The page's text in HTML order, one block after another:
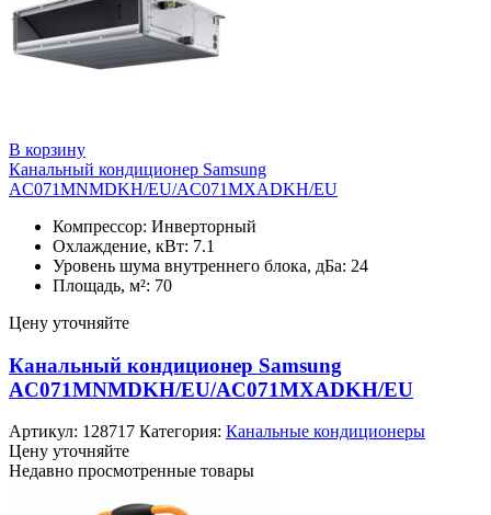
В корзину
Канальный кондиционер Samsung
AC071MNMDKH/EU/AC071MXADKH/EU
Компрессор: Инверторный
Охлаждение, кВт: 7.1
Уровень шума внутреннего блока, дБа: 24
Площадь, м²: 70
Цену уточняйте
Канальный кондиционер Samsung
AC071MNMDKH/EU/AC071MXADKH/EU
Артикул: 128717 Категория: Канальные кондиционеры
Цену уточняйте
Недавно просмотренные товары